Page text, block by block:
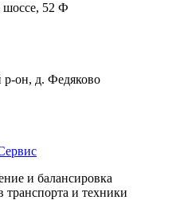
52 Ф
р-он, д. Федяково
и балансировка
транспорта и техники